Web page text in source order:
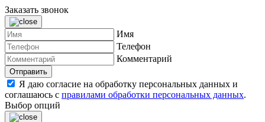
Заказать звонок
Имя
Телефон
Комментарий
Я даю согласие на обработку персональных данных и
соглашаюсь с правилами обработки персональных данных.
Выбор опций